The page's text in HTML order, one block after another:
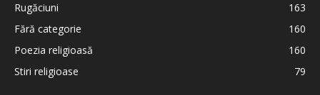
Rugăciuni
163
Fără categorie
160
Poezia religioasă
160
Stiri religioase
79